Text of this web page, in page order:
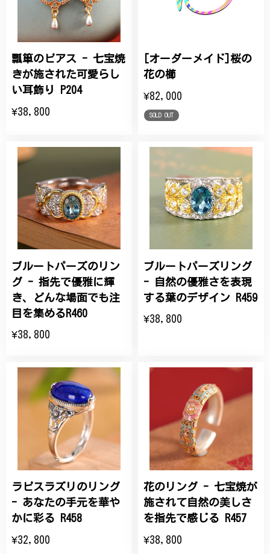
瓢箪のピアス - 七宝焼
きが施された可愛らし
い耳飾り P204
¥38,800
[オーダーメイド]桜の
花の櫛
¥82,000
SOLD OUT
ブルートパーズのリン
グ - 指先で優雅に輝
き、どんな場面でも注
目を集めるR460
¥38,800
ブルートパーズリング
- 自然の優雅さを表現
する葉のデザイン R459
¥38,800
ラピスラズリのリング
- あなたの手元を華や
かに彩る R458
¥32,800
花のリング - 七宝焼が
施されて自然の美しさ
を指先で感じる R457
¥38,800